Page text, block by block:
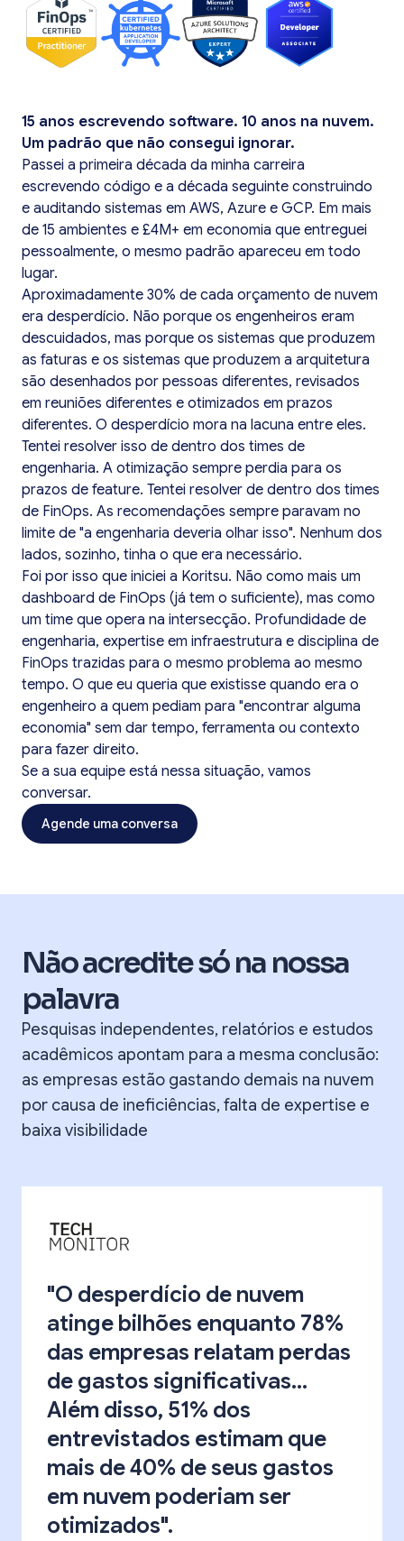
15 anos escrevendo software. 10 anos na nuvem.
Um padrão que não consegui ignorar.
Passei a primeira década da minha carreira
escrevendo código e a década seguinte construindo
e auditando sistemas em AWS, Azure e GCP. Em mais
de 15 ambientes e £4M+ em economia que entreguei
pessoalmente, o mesmo padrão apareceu em todo
lugar.
Aproximadamente 30% de cada orçamento de nuvem
era desperdício. Não porque os engenheiros eram
descuidados, mas porque os sistemas que produzem
as faturas e os sistemas que produzem a arquitetura
são desenhados por pessoas diferentes, revisados
em reuniões diferentes e otimizados em prazos
diferentes. O desperdício mora na lacuna entre eles.
Tentei resolver isso de dentro dos times de
engenharia. A otimização sempre perdia para os
prazos de feature. Tentei resolver de dentro dos times
de FinOps. As recomendações sempre paravam no
limite de "a engenharia deveria olhar isso". Nenhum dos
lados, sozinho, tinha o que era necessário.
Foi por isso que iniciei a Koritsu. Não como mais um
dashboard de FinOps (já tem o suficiente), mas como
um time que opera na intersecção. Profundidade de
engenharia, expertise em infraestrutura e disciplina de
FinOps trazidas para o mesmo problema ao mesmo
tempo. O que eu queria que existisse quando era o
engenheiro a quem pediam para "encontrar alguma
economia" sem dar tempo, ferramenta ou contexto
para fazer direito.
Se a sua equipe está nessa situação, vamos
conversar.
Agende uma conversa
Não acredite só na nossa
palavra
Pesquisas independentes, relatórios e estudos
acadêmicos apontam para a mesma conclusão:
as empresas estão gastando demais na nuvem
por causa de ineficiências, falta de expertise e
baixa visibilidade
"O desperdício de nuvem
atinge bilhões enquanto 78%
das empresas relatam perdas
de gastos significativas...
Além disso, 51% dos
entrevistados estimam que
mais de 40% de seus gastos
em nuvem poderiam ser
otimizados".